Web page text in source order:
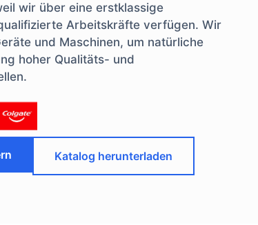
wir über eine erstklassige
Arbeitskräfte verfügen. Wir
und Maschinen, um natürliche
hoher Qualitäts- und
Katalog herunterladen